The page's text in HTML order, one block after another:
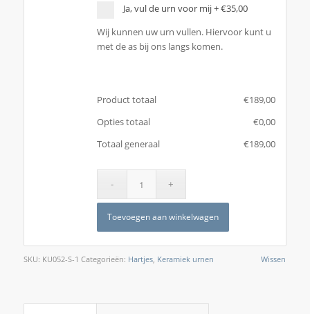
Wissen
Ja, vul de urn voor mij+€35,00
Wij kunnen uw urn vullen. Hiervoor kunt u
met de as bij ons langs komen.
Product totaal €‎189,00
Opties totaal
€‎0,00
Totaal generaal
€‎189,00
Toevoegen aan winkelwagen
SKU: KU052-S-1 Categorieën: Hartjes, Keramiek urnen